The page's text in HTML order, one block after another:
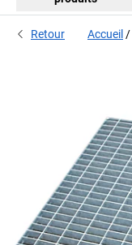
Retour Accueil